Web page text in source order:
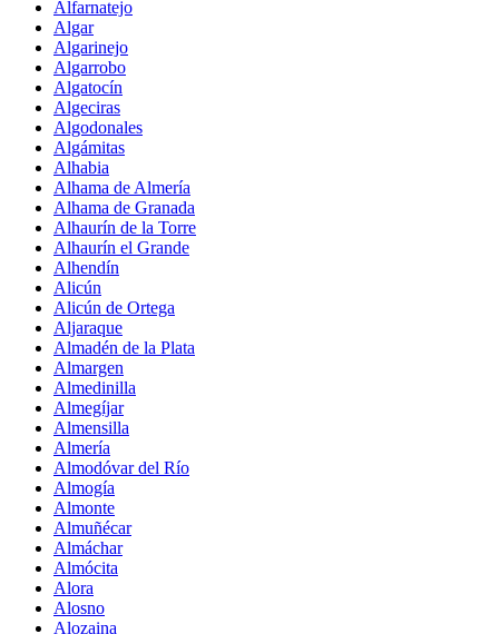
Alfarnatejo
Algar
Algarinejo
Algarrobo
Algatocín
Algeciras
Algodonales
Algámitas
Alhabia
Alhama de Almería
Alhama de Granada
Alhaurín de la Torre
Alhaurín el Grande
Alhendín
Alicún
Alicún de Ortega
Aljaraque
Almadén de la Plata
Almargen
Almedinilla
Almegíjar
Almensilla
Almería
Almodóvar del Río
Almogía
Almonte
Almuñécar
Almáchar
Almócita
Alora
Alosno
Alozaina